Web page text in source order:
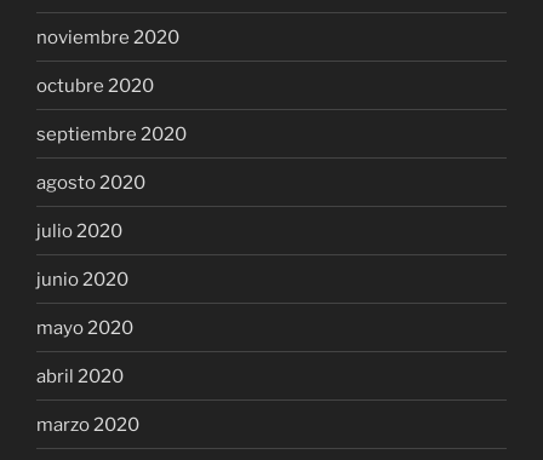
noviembre 2020
octubre 2020
septiembre 2020
agosto 2020
julio 2020
junio 2020
mayo 2020
abril 2020
marzo 2020